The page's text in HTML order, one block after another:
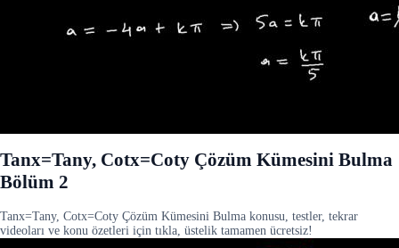
Tanx=Tany, Cotx=Coty Çözüm Kümesini Bulma
Bölüm 2
Tanx=Tany, Cotx=Coty Çözüm Kümesini Bulma konusu, testler, tekrar
videoları ve konu özetleri için tıkla, üstelik tamamen ücretsiz!